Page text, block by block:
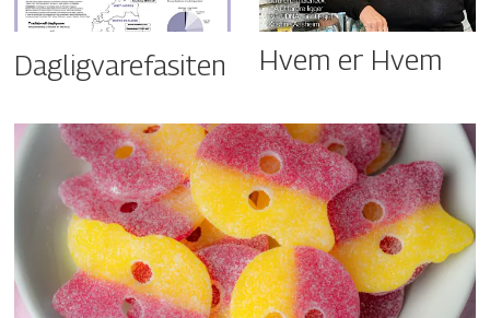
Dagligvarefasiten Hvem er Hvem